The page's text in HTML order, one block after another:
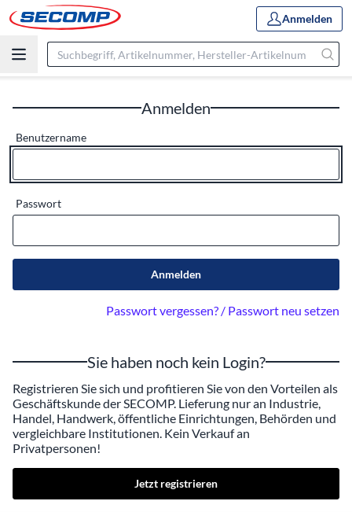
Anmelden
Anmelden
Benutzername
Passwort
Anmelden
Passwort vergessen? / Passwort neu setzen
Sie haben noch kein Login?
Registrieren Sie sich und profitieren Sie von den Vorteilen als
Geschäftskunde der SECOMP. Lieferung nur an Industrie,
Handel, Handwerk, öffentliche Einrichtungen, Behörden und
vergleichbare Institutionen. Kein Verkauf an
Privatpersonen!
Jetzt registrieren